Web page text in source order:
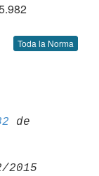
Toda la Norma
de